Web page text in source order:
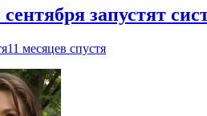
запустят
11 месяцев спустя